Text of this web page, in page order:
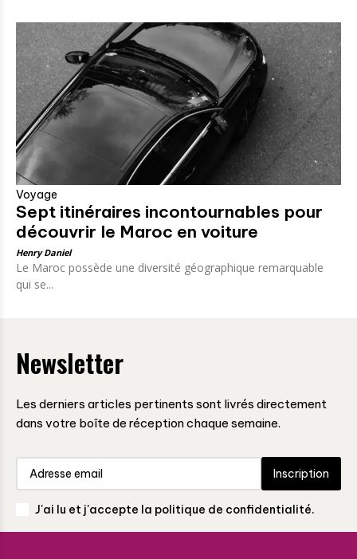
Voyage
Sept itinéraires incontournables pour
découvrir le Maroc en voiture
Henry Daniel
Le Maroc possède une diversité géographique remarquable
qui se...
Newsletter
Les derniers articles pertinents sont livrés directement
dans votre boîte de réception chaque semaine.
Inscription
J'ai lu et j'accepte la politique de confidentialité.